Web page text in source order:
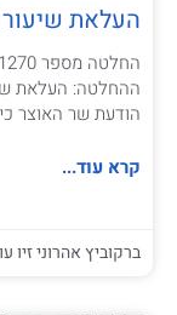
העלאת שיעור
הודעת שר האוצר
קרא עוד...
ברקוביץ אהרוני זיו